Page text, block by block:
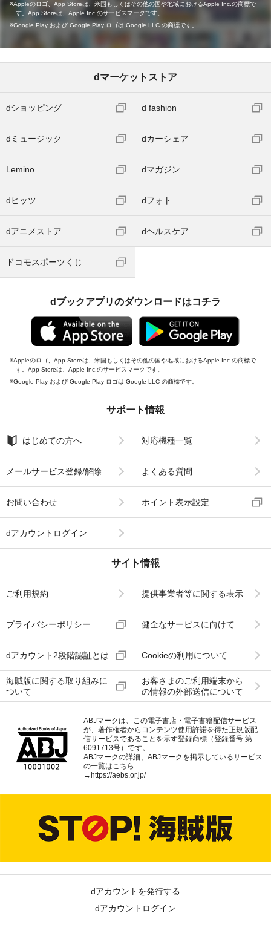
Appleのロゴ、App Storeは、米国もしくはその他の国や地域におけるApple Inc.の商標で
す。App Storeは、Apple Inc.のサービスマークです。
Google Play および Google Play ロゴは Google LLC の商標です。
dマーケットストア
dショッピング d fashion
dミュージック dカーシェア
Lemino dマガジン
dヒッツ dフォト
dアニメストア dヘルスケア
ドコモスポーツくじ
dブックアプリのダウンロードはコチラ
Appleのロゴ、App Storeは、米国もしくはその他の国や地域におけるApple Inc.の商標で
す。App Storeは、Apple Inc.のサービスマークです。
Google Play および Google Play ロゴは Google LLC の商標です。
サポート情報
はじめての方へ 対応機種一覧
メールサービス登録/解除 よくある質問
お問い合わせ ポイント表示設定
dアカウントログイン
サイト情報
ご利用規約 提供事業者等に関する表示
プライバシーポリシー 健全なサービスに向けて
dアカウント2段階認証とは Cookieの利用について
海賊版に関する取り組みに
ついて
お客さまのご利用端末から
の情報の外部送信について
ABJマークは、この電子書店・電子書籍配信サービス
が、著作権者からコンテンツ使用許諾を得た正規版配
信サービスであることを示す登録商標（登録番号 第
6091713号）です。
ABJマークの詳細、ABJマークを掲示しているサービス
の一覧はこちら
→ https://aebs.or.jp/
dアカウントを発行する
dアカウントログイン